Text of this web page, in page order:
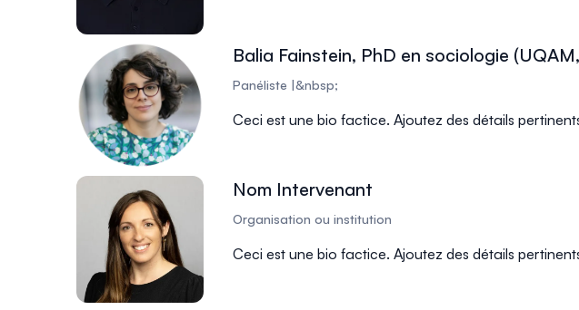
Balia Fainstein, PhD en sociologie
Panéliste |&nbsp;
Ceci est une bio factice. Ajoutez des détails
Nom Intervenant
Organisation ou institution
Ceci est une bio factice. Ajoutez des détails